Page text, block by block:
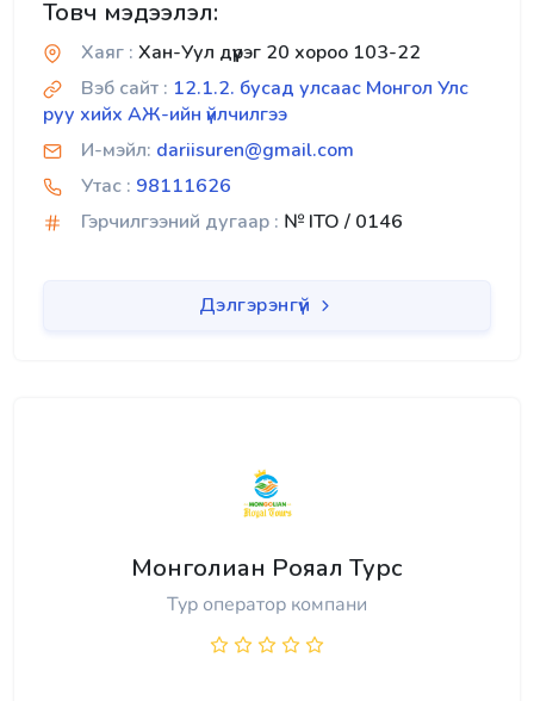
Товч мэдээлэл:
Хаяг : Хан-Уул дүүрэг 20 хороо 103-22
Вэб сайт : 12.1.2. бусад улсаас Монгол Улс
руу хийх АЖ-ийн үйлчилгээ
И-мэйл: dariisuren@gmail.com
Утас : 98111626
Гэрчилгээний дугаар : № ITO / 0146
Дэлгэрэнгүй
Монголиан Рояал Турс
Тур оператор компани